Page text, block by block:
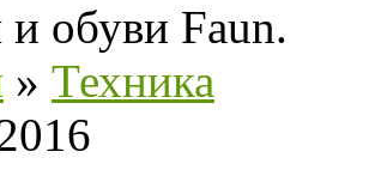
обуви Faun.
» Техника